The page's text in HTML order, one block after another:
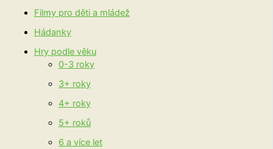
Filmy pro děti a mládež
Hádanky
Hry podle věku
0-3 roky
3+ roky
4+ roky
5+ roků
6 a více let